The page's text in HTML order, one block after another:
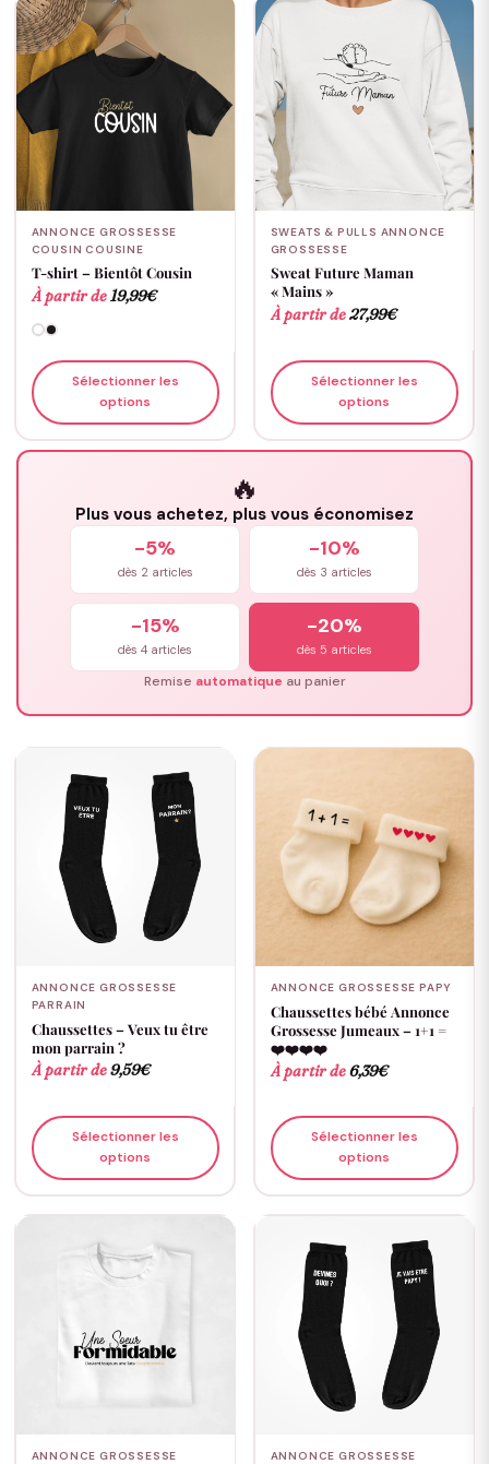
ANNONCE GROSSESSE
COUSIN COUSINE
T-shirt – Bientôt Cousin
À partir de19,99€
Sélectionner les
options
SWEATS & PULLS ANNONCE
GROSSESSE
Sweat Future Maman
« Mains »
À partir de27,99€
Sélectionner les
options
🔥
Plus vous achetez, plus vous économisez
-5%
dès 2 articles
-10%
dès 3 articles
-15%
dès 4 articles
-20%
dès 5 articles
Remise automatique au panier
ANNONCE GROSSESSE
PARRAIN
Chaussettes – Veux tu être
mon parrain ?
À partir de9,59€
Sélectionner les
options
ANNONCE GROSSESSE PAPY
Chaussettes bébé Annonce
Grossesse Jumeaux – 1+1 =
❤️❤️❤️❤️
À partir de6,39€
Sélectionner les
options
ANNONCE GROSSESSE
ANNONCE GROSSESSE